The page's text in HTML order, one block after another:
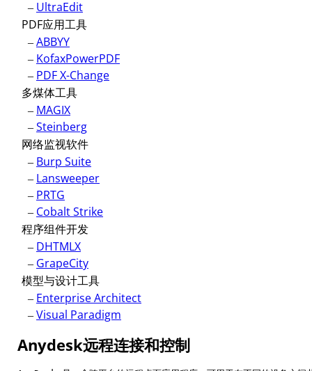
– UltraEdit
PDF应用工具
–ABBYY
– KofaxPowerPDF
– PDF X-Change
多煤体工具
– MAGIX
–Steinberg
网络监视软件
– Burp Suite
– Lansweeper
– PRTG
– Cobalt Strike
程序组件开发
– DHTMLX
– GrapeCity
模型与设计工具
– Enterprise Architect
–Visual Paradigm
Anydesk远程连接和控制